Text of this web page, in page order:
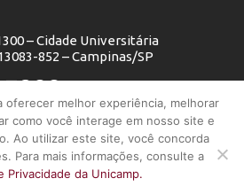
– Cidade Universitária
852 – Campinas/SP
oferecer melhor experiência, melhorar
como você interage em nosso site e
Ao utilizar este site, você concorda
Para mais informações, consulte a
Privacidade da Unicamp.